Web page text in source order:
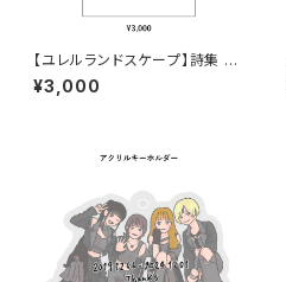
【ユレルランドスケープ】詩集 「L
ast word」
¥3,000